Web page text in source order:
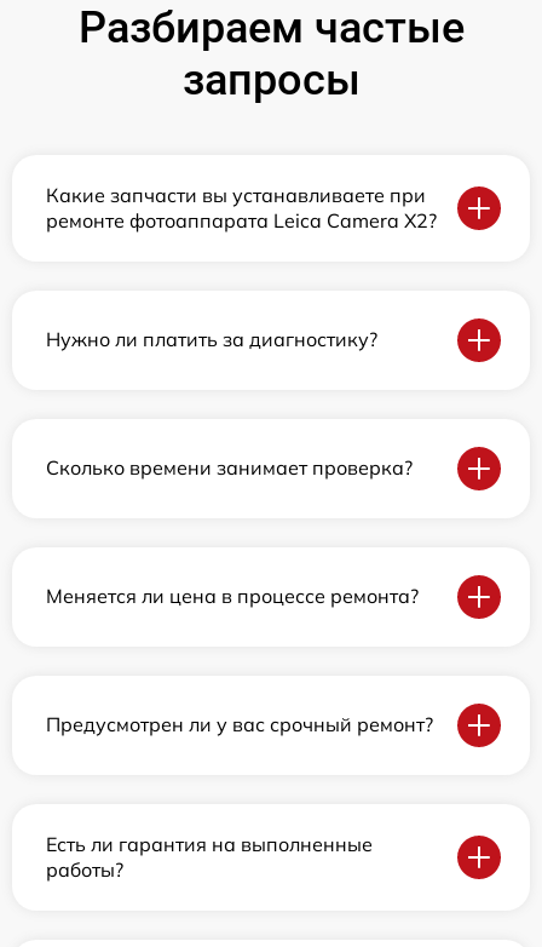
Разбираем частые
запросы
Какие запчасти вы устанавливаете при
ремонте фотоаппарата Leica Camera X2?
Нужно ли платить за диагностику?
Сколько времени занимает проверка?
Меняется ли цена в процессе ремонта?
Предусмотрен ли у вас срочный ремонт?
Есть ли гарантия на выполненные
работы?